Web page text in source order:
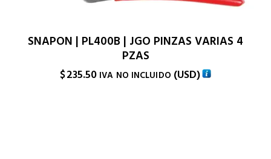
SNAPON | PL400B | JGO PINZAS VARIAS 4
PZAS
$235.50 IVA NO INCLUIDO (USD)